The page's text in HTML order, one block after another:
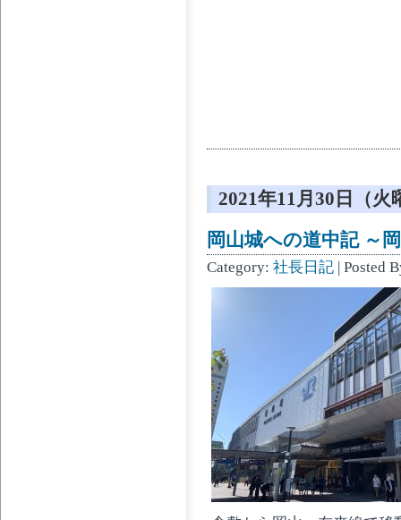
2021年11月30日（火
岡山城への道中記 ～
Category: 社長日記 | Posted